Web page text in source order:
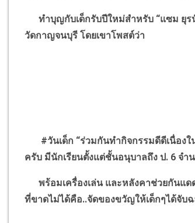
ทำบุญกับเด็กรับปีใหม่สำหรับ “แซม ยุ
วัดกาญจนบุรี โดยเขาโพสต์ว่า
#วันเด็ก “ร่วมกันทำกิจกรรมดีดีเนื่องใ
ครับ มีนักเรียนตั้งแต่ชั้นอนุบาลถึง ป. 6จำ
พร้อมเครื่องเล่น และหลังคาช่วยกันแด
ที่ขาดไม่ได้คือ..จัดของขวัญให้เด็กๆได้จั